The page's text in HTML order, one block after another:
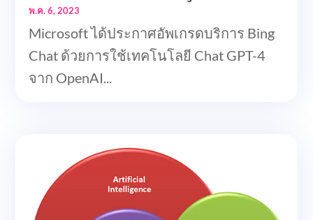
พ.ค. 6, 2023
Microsoft ได้ประกาศอัพเกรดบริการ Bing
Chat ด้วยการใช้เทคโนโลยี Chat GPT-4
จาก OpenAI...